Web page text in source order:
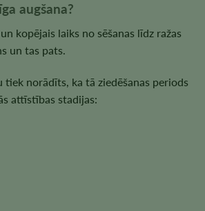
augšana?
kopējais laiks no sēšanas līdz ražas
un tas pats.
tiek norādīts, ka tā ziedēšanas periods
attīstības stadijas: